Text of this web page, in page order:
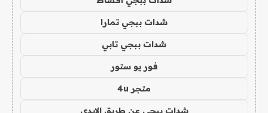
شدات ببجي تمارا
شدات ببجي تابي
فور يو ستور
متجر 4u
شدات ببجي عن طريق الايدي